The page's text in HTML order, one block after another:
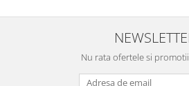
Nu rata ofertele si